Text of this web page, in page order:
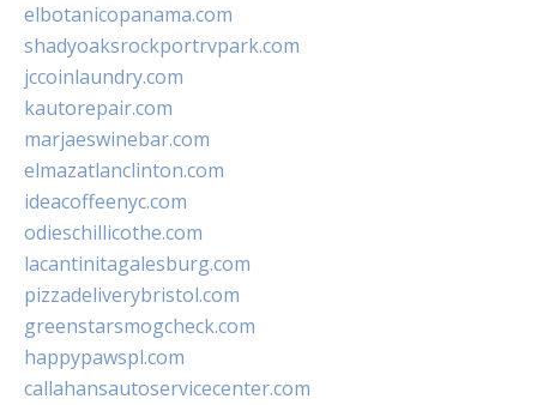
elbotanicopanama.com
shadyoaksrockportrvpark.com
jccoinlaundry.com
kautorepair.com
marjaeswinebar.com
elmazatlanclinton.com
ideacoffeenyc.com
odieschillicothe.com
lacantinitagalesburg.com
pizzadeliverybristol.com
greenstarsmogcheck.com
happypawspl.com
callahansautoservicecenter.com